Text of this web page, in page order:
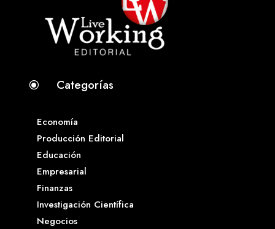
\ Categorías
Economía
Producción Editorial
Educación
Empresarial
Finanzas
Investigación Científica
Negocios